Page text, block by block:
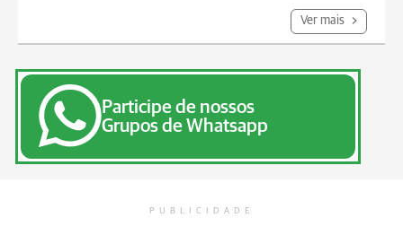
Ver mais
Participe de nossos
Grupos de Whatsapp
PUBLICIDADE